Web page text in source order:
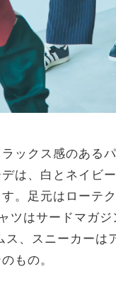
ックス感のある
は、白とネイビ
。足元はローテ
ツはサードマガ
ス、スニーカーは
もの。